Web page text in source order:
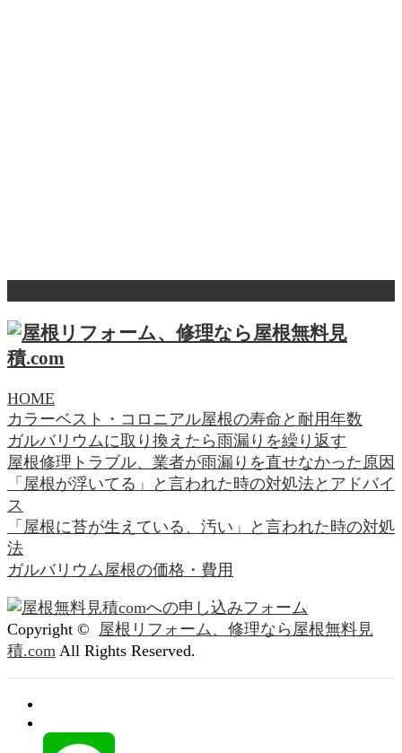
HOME
カラーベスト・コロニアル屋根の寿命と耐用年数
ガルバリウムに取り換えたら雨漏りを繰り返す
屋根修理トラブル、業者が雨漏りを直せなかった原因
「屋根が浮いてる」と言われた時の対処法とアドバイ
ス
「屋根に苔が生えている、汚い」と言われた時の対処
法
ガルバリウム屋根の価格・費用
Copyright © 屋根リフォーム、修理なら屋根無料見
積.com All Rights Reserved.